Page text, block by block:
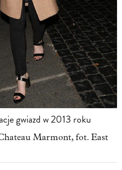
gwiazd w 2013 roku
Marmont, fot. East